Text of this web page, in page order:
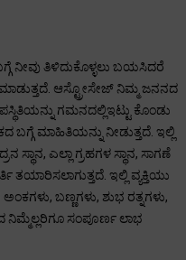
ನೀವು ತಿಳಿದುಕೊಳ್ಳಲು ಬಯಸಿದರೆ
ಆಸ್ಟ್ರೋಸೇಜ್ ನಿಮ್ಮ ಜನನದ
ಗಮನದಲ್ಲಿಇಟ್ಟು ಕೊಂಡು
ಬಗ್ಗೆ ಮಾಹಿತಿಯನ್ನು ನೀಡುತ್ತದೆ. ಇಲ್ಲಿ
ಸ್ಥಾನ, ಎಲ್ಲಾ ಗ್ರಹಗಳ ಸ್ಥಾನ, ಸಾಗಣೆ
ತಯಾರಿಸಲಾಗುತ್ತದೆ. ಇಲ್ಲಿ ವ್ಯಕ್ತಿಯು
ಬಣ್ಣಗಳು, ಶುಭ ರತ್ನಗಳು,
ನಿಮ್ಮೆಲ್ಲರಿಗೂ ಸಂಪೂರ್ಣ ಲಾಭ